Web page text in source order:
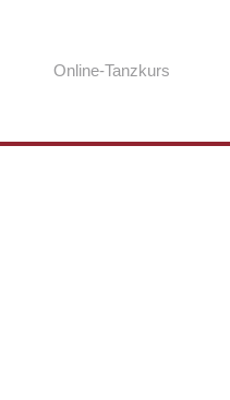
Online-Tanzkurs